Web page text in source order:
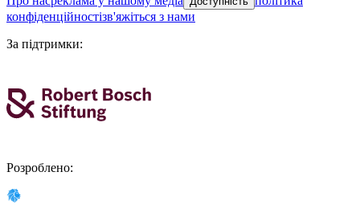
конфіденційностізв'яжіться з нами
За підтримки:
Розроблено: